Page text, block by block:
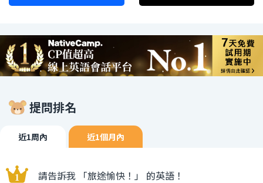
提問排名
近1周內 近1個月內
請告訴我 「旅途愉快！」 的英語！